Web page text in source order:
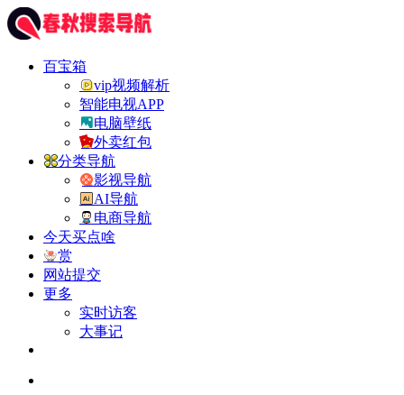
百宝箱
vip视频解析
智能电视APP
电脑壁纸
外卖红包
分类导航
影视导航
AI导航
电商导航
今天买点啥
赏
网站提交
更多
实时访客
大事记